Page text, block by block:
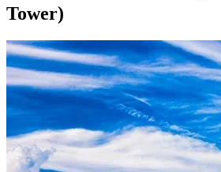
Tower)